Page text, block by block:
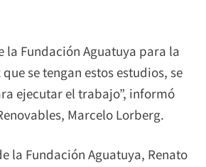
la Fundación Aguatuya para la
se tengan estos estudios, se
ejecutar el trabajo”, informó
Marcelo Lorberg.
la Fundación Aguatuya, Renato